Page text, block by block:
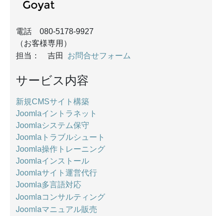
電話 080-5178-9927
（お客様専用）
担当： 吉田 お問合せフォーム
サービス内容
新規CMSサイト構築
Joomlaイントラネット
Joomlaシステム保守
Joomlaトラブルシュート
Joomla操作トレーニング
Joomlaインストール
Joomlaサイト運営代行
Joomla多言語対応
Joomlaコンサルティング
Joomlaマニュアル販売